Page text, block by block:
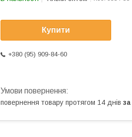
Купити
+380 (95) 909-84-60
повернення товару протягом 14 днів